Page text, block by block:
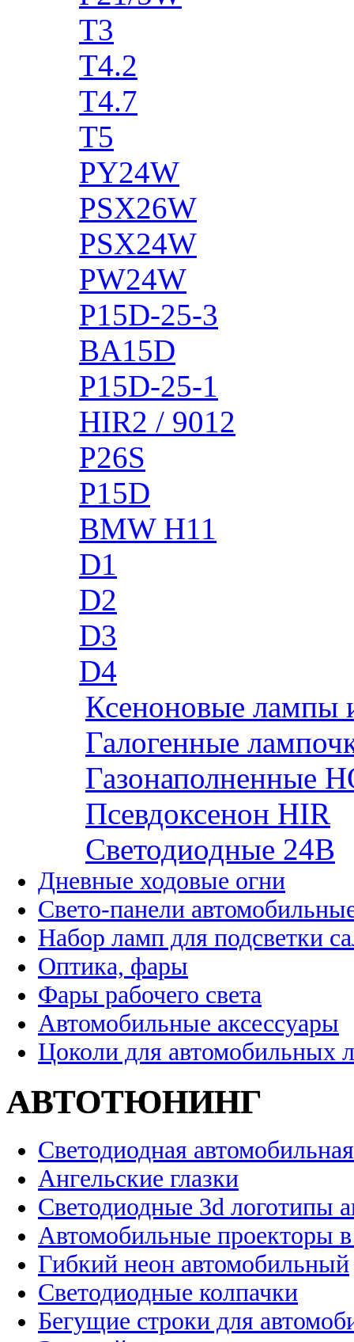
T3
T4.2
T4.7
T5
PY24W
PSX26W
PSX24W
PW24W
P15D-25-3
BA15D
P15D-25-1
HIR2 / 9012
P26S
P15D
BMW H11
D1
D2
D3
D4
Ксеноновые лампы
Галогенные
Газонаполненные
Псевдоксенон HIR
Cветодиодные 24B
Дневные ходовые огни
Свето-панели
Набор ламп для подсветки
Оптика, фары
Фары рабочего света
Автомобильные аксессуары
Цоколи для автомобильных
АВТОТЮНИНГ
Светодиодная
Ангельские глазки
Светодиодные 3d логотипы
Автомобильные проекторы
Гибкий неон автомобильный
Светодиодные колпачки
Бегущие строки для